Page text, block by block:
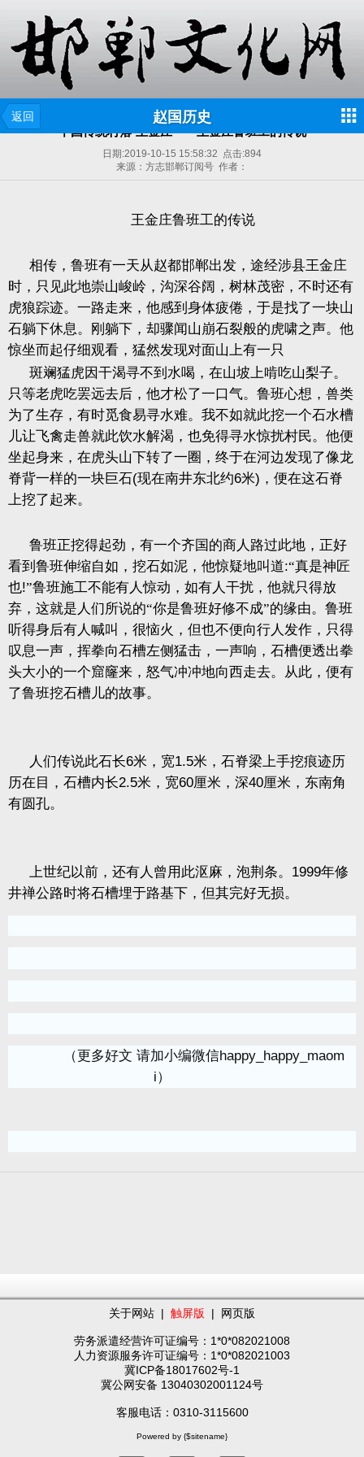
返回 赵国历史
中国传统村落▪王金庄——王金庄鲁班工的传说
日期:2019-10-15 15:58:32 点击:894
来源：方志邯郸订阅号 作者：
王金庄鲁班工的传说
相传，鲁班有一天从赵都邯郸出发，途经涉县王金庄
时，只见此地崇山峻岭，沟深谷阔，树林茂密，不时还有
虎狼踪迹。一路走来，他感到身体疲倦，于是找了一块山
石躺下休息。刚躺下，却骤闻山崩石裂般的虎啸之声。他
惊坐而起仔细观看，猛然发现对面山上有一只
斑斓猛虎因干渴寻不到水喝，在山坡上啃吃山梨子。
只等老虎吃罢远去后，他才松了一口气。鲁班心想，兽类
为了生存，有时觅食易寻水难。我不如就此挖一个石水槽
儿让飞禽走兽就此饮水解渴，也免得寻水惊扰村民。他便
坐起身来，在虎头山下转了一圈，终于在河边发现了像龙
脊背一样的一块巨石(现在南井东北约6米) ，便在这石脊
上挖了起来。
鲁班正挖得起劲，有一个齐国的商人路过此地，正好
看到鲁班伸缩自如，挖石如泥，他惊疑地叫道:“真是神匠
也!”鲁班施工不能有人惊动，如有人干扰，他就只得放
弃，这就是人们所说的“你是鲁班好修不成”的缘由。鲁班
听得身后有人喊叫，很恼火，但也不便向行人发作，只得
叹息一声，挥拳向石槽左侧猛击，一声响，石槽便透出拳
头大小的一个窟窿来，怒气冲冲地向西走去。从此，便有
了鲁班挖石槽儿的故事。
人们传说此石长6米，宽1.5米，石脊梁上手挖痕迹历
历在目，石槽内长2.5米，宽60厘米，深40厘米，东南角
有圆孔。
上世纪以前，还有人曾用此沤麻，泡荆条。 1999年修
井禅公路时将石槽埋于路基下，但其完好无损。
（更多好文 请加小编微信happy_happy_maom
i）
关于网站 | 触屏版 | 网页版
劳务派遣经营许可证编号：1*0*082021008
人力资源服务许可证编号：1*0*082021003
冀ICP备18017602号-1
冀公网安备 13040302001124号
客服电话：0310-3115600
Powered by {$sitename}